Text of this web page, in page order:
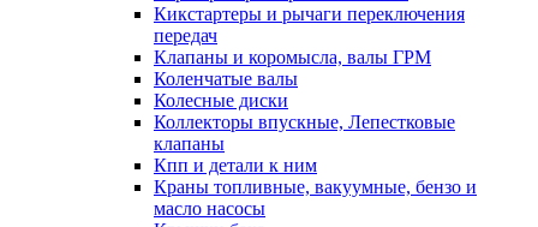
Кикстартеры и рычаги переключения
передач
Клапаны и коромысла, валы ГРМ
Коленчатые валы
Колесные диски
Коллекторы впускные, Лепестковые
клапаны
Кпп и детали к ним
Краны топливные, вакуумные, бензо и
масло насосы